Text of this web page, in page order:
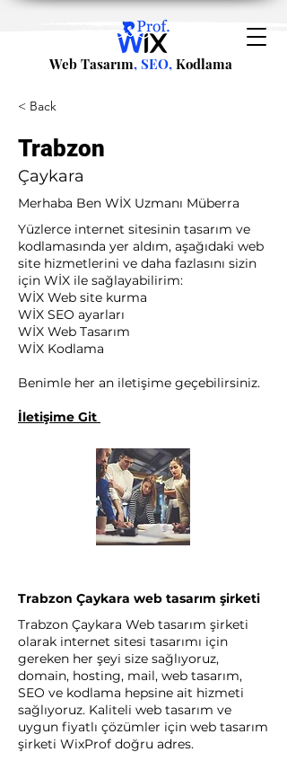
Web Tasarım, SEO, Kodlama
< Back
Trabzon
Çaykara
Merhaba Ben WİX Uzmanı Müberra
Yüzlerce internet sitesinin tasarım ve
kodlamasında yer aldım, aşağıdaki web
site hizmetlerini ve daha fazlasını sizin
için WİX ile sağlayabilirim:​ ​
WİX Web site kurma
WİX SEO ayarları
WİX Web Tasarım
WİX Kodlama ​
Benimle her an iletişime geçebilirsiniz.
İletişime Git
Trabzon Çaykara web tasarım şirketi
Trabzon Çaykara Web tasarım şirketi
olarak internet sitesi tasarımı için
gereken her şeyi size sağlıyoruz,
domain, hosting, mail, web tasarım,
SEO ve kodlama hepsine ait hizmeti
sağlıyoruz. Kaliteli web tasarım ve
uygun fiyatlı çözümler için web tasarım
şirketi WixProf doğru adres.